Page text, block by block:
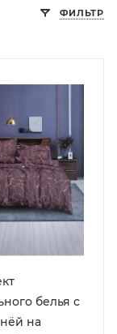
ФИЛЬТР
белья с
на